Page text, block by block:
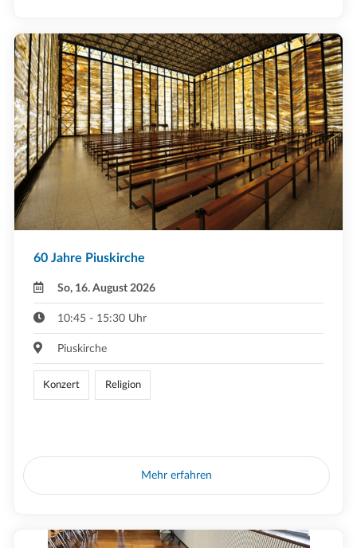
60 Jahre Piuskirche
So, 16. August 2026
10:45 - 15:30 Uhr
Piuskirche
Konzert Religion
Mehr erfahren